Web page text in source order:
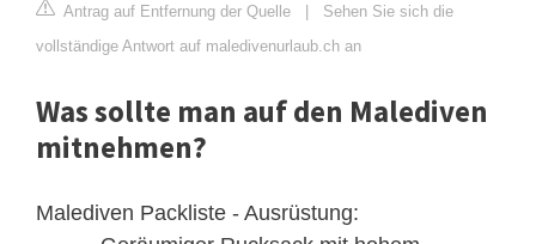
Antrag auf Entfernung der Quelle | Sehen Sie sich die
vollständige Antwort auf maledivenurlaub.ch an
Was sollte man auf den Malediven
mitnehmen?
Malediven Packliste - Ausrüstung: